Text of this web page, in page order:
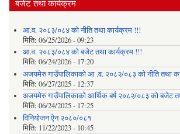
बजेट तथा कार्यक्रम
आ.व. २०८३/०८४ को नीति तथा कार्यक्रम !!!
मिति: 06/25/2026 - 09:23
आ.व. २०८३/०८४ को बजेट तथा कार्यक्रम !!!
मिति: 06/24/2026 - 17:20
अजयमेरु गाउँपालिकाको आ .व. २०८२/०८३ को नीति तथा
मिति: 06/27/2025 - 12:37
अजयमेरु गाउँपालिकाको आर्थिक बर्ष २०८२/०८३ को बजेट
मिति: 06/24/2025 - 17:25
विनियोजन ऐन २०८०/०८१
मिति: 11/22/2023 - 10:45